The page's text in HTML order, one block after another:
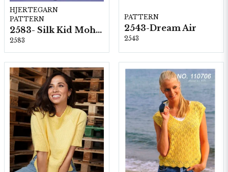
HJERTEGARN
PATTERN
2583- Silk Kid Mohair
2583
PATTERN
2543-Dream Air
2543